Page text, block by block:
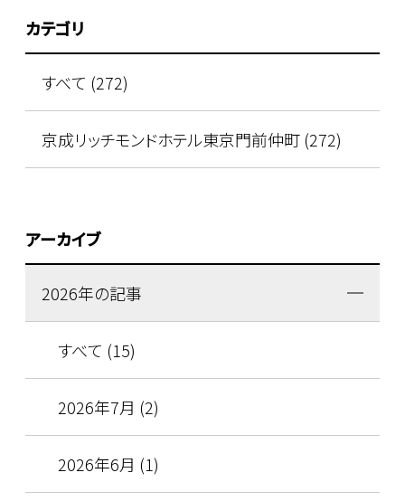
カテゴリ
すべて (272)
京成リッチモンドホテル東京門前仲町 (272)
アーカイブ
2026年の記事
すべて (15)
2026年7月 (2)
2026年6月 (1)